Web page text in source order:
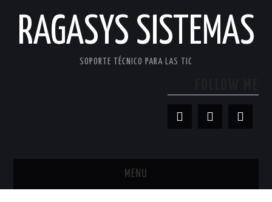
RAGASYS SISTEMAS
SOPORTE TÉCNICO PARA LAS TIC
MENU